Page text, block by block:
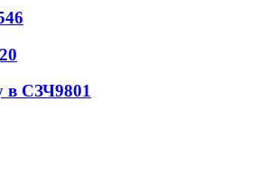
в СЗЧ9801